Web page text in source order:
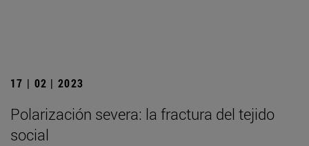
17 | 02 | 2023
Polarización severa: la fractura del tejido
social